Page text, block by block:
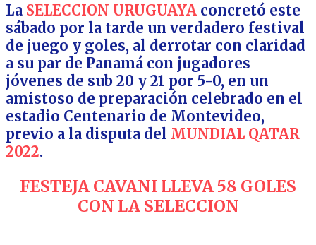
La SELECCION URUGUAYA concretó este
sábado por la tarde un verdadero festival
de juego y goles, al derrotar con claridad
a su par de Panamá con jugadores
jóvenes de sub 20 y 21 por 5-0, en un
amistoso de preparación celebrado en el
estadio Centenario de Montevideo,
previo a la disputa del MUNDIAL QATAR
2022.
FESTEJA CAVANI LLEVA 58 GOLES
CON LA SELECCION